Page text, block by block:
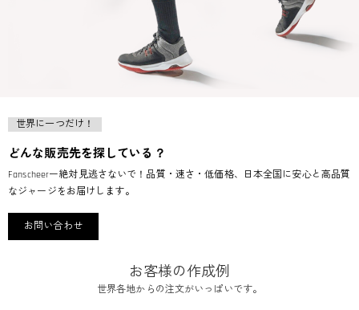
世界に一つだけ！
どんな販売先を探している？
Fanscheerー絶対見逃さないで！品質・速さ・低価格、日本全国に安心と高品質
なジャージをお届けします。
お問い合わせ
お客様の作成例
世界各地からの注文がいっぱいです。